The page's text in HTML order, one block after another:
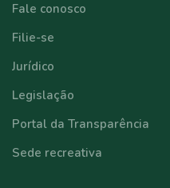
Fale conosco
Filie-se
Jurídico
Legislação
Portal da Transparência
Sede recreativa